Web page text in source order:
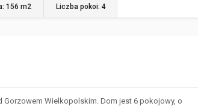
156 m2 Liczba pokoi: 4
Wielkopolskim. Dom jest 6 pokojowy, o